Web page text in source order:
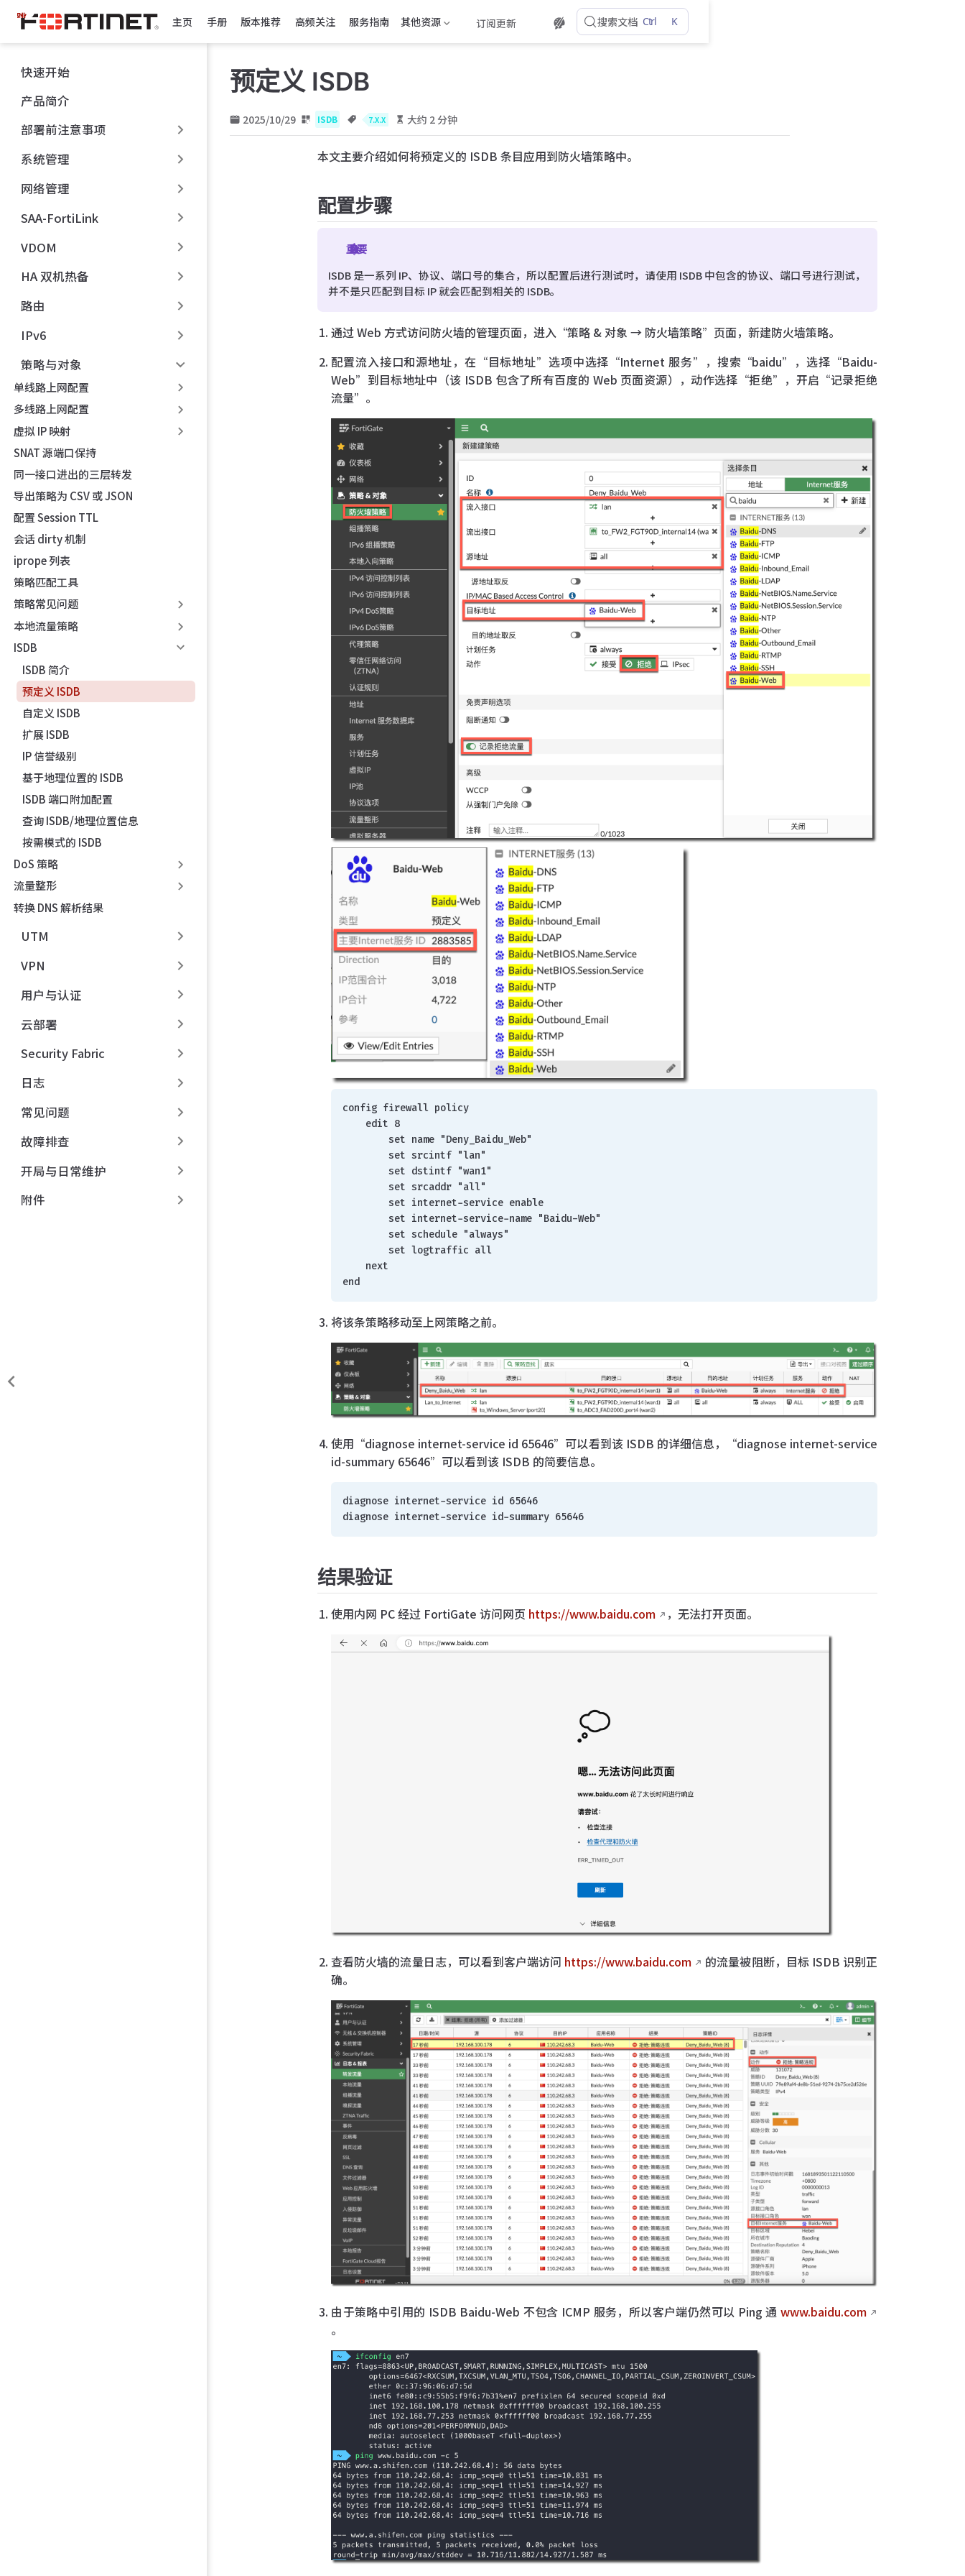
跳
至
主
內
容
主页 手册 版本推荐 高频关注 服务指南 其他资源 订阅更新 搜索文档 Ctrl K
快速开始
产品简介
部署前注意事项
系统管理
网络管理
SAA-FortiLink
VDOM
HA 双机热备
路由
IPv6
策略与对象
单线路上网配置
多线路上网配置
虚拟 IP 映射
SNAT 源端口保持
同一接口进出的三层转发
导出策略为 CSV 或 JSON
配置 Session TTL
会话 dirty 机制
iprope 列表
策略匹配工具
策略常见问题
本地流量策略
ISDB
ISDB 简介
预定义 ISDB
自定义 ISDB
扩展 ISDB
IP 信誉级别
基于地理位置的 ISDB
ISDB 端口附加配置
查询 ISDB/地理位置信息
按需模式的 ISDB
DoS 策略
流量整形
转换 DNS 解析结果
UTM
VPN
用户与认证
云部署
Security Fabric
日志
常见问题
故障排查
开局与日常维护
附件
预定义 ISDB
2025/10/29 ISDB 7.X.X 大约 2 分钟
本文主要介绍如何将预定义的 ISDB 条目应用到防火墙策略中。
配置步骤
重要
ISDB 是一系列 IP、协议、端口号的集合，所以配置后进行测试时，请使用 ISDB 中包含的协议、端口号进行测试，
并不是只匹配到目标 IP 就会匹配到相关的 ISDB。
通过 Web 方式访问防火墙的管理页面，进入“策略 & 对象 → 防火墙策略”页面，新建防火墙策略。
配置流入接口和源地址，在“目标地址”选项中选择“Internet 服务”，搜索“baidu”，选择“Baidu-
Web”到目标地址中（该 ISDB 包含了所有百度的 Web 页面资源），动作选择“拒绝”，开启“记录拒绝
流量”。
config firewall policy
    edit 8
        set name "Deny_Baidu_Web"
        set srcintf "lan"
        set dstintf "wan1"
        set srcaddr "all"
        set internet-service enable
        set internet-service-name "Baidu-Web"
        set schedule "always"
        set logtraffic all
    next
end
将该条策略移动至上网策略之前。
使用“diagnose internet-service id 65646”可以看到该 ISDB 的详细信息，“diagnose internet-service
id-summary 65646”可以看到该 ISDB 的简要信息。
diagnose internet-service id 65646
diagnose internet-service id-summary 65646
结果验证
使用内网 PC 经过 FortiGate 访问网页 https://www.baidu.com ，无法打开页面。
查看防火墙的流量日志，可以看到客户端访问 https://www.baidu.com
的流量被阻断，目标 ISDB 识别正
确。
由于策略中引用的 ISDB Baidu-Web 不包含 ICMP 服务，所以客户端仍然可以 Ping 通 www.baidu.com
。